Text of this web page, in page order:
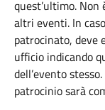
quest’ultimo.
altri eventi. In
patrocinato, deve
ufficio indicando
dell’evento
patrocinio sarà